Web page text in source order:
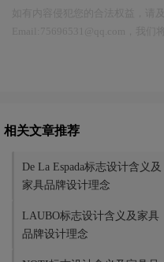
相关文章推荐
De La Espada标志设计含义及
家具品牌设计理念
LAUBO标志设计含义及家具
品牌设计理念